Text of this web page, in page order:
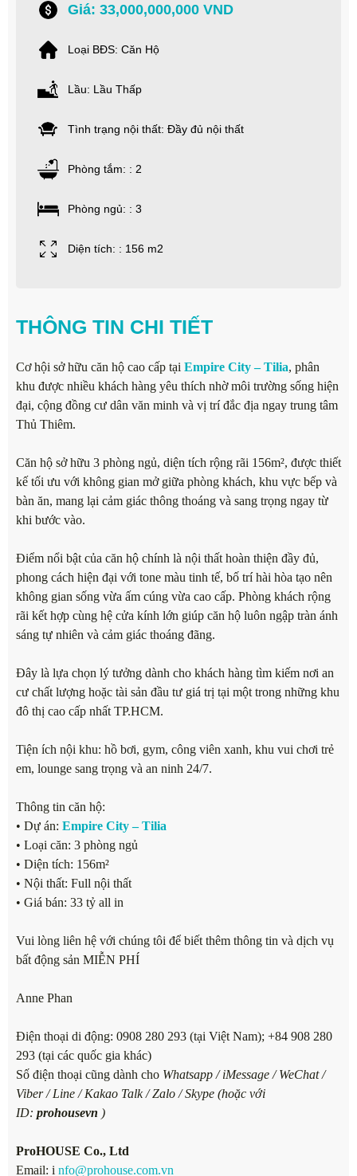
Giá: 33,000,000,000 VND
Loại BĐS: Căn Hộ
Lầu: Lầu Thấp
Tình trạng nội thất: Đầy đủ nội thất
Phòng tắm: : 2
Phòng ngủ: : 3
Diện tích: : 156 m2
THÔNG TIN CHI TIẾT
Cơ hội sở hữu căn hộ cao cấp tại Empire City – Tilia, phân
khu được nhiều khách hàng yêu thích nhờ môi trường sống hiện
đại, cộng đồng cư dân văn minh và vị trí đắc địa ngay trung tâm
Thủ Thiêm.
Căn hộ sở hữu 3 phòng ngủ, diện tích rộng rãi 156m², được thiết
kế tối ưu với không gian mở giữa phòng khách, khu vực bếp và
bàn ăn, mang lại cảm giác thông thoáng và sang trọng ngay từ
khi bước vào.
Điểm nổi bật của căn hộ chính là nội thất hoàn thiện đầy đủ,
phong cách hiện đại với tone màu tinh tế, bố trí hài hòa tạo nên
không gian sống vừa ấm cúng vừa cao cấp. Phòng khách rộng
rãi kết hợp cùng hệ cửa kính lớn giúp căn hộ luôn ngập tràn ánh
sáng tự nhiên và cảm giác thoáng đãng.
Đây là lựa chọn lý tưởng dành cho khách hàng tìm kiếm nơi an
cư chất lượng hoặc tài sản đầu tư giá trị tại một trong những khu
đô thị cao cấp nhất TP.HCM.
Tiện ích nội khu: hồ bơi, gym, công viên xanh, khu vui chơi trẻ
em, lounge sang trọng và an ninh 24/7.
Thông tin căn hộ:
• Dự án: Empire City – Tilia
• Loại căn: 3 phòng ngủ
• Diện tích: 156m²
• Nội thất: Full nội thất
• Giá bán: 33 tỷ all in
Vui lòng liên hệ với chúng tôi để biết thêm thông tin và dịch vụ
bất động sản MIỄN PHÍ
Anne Phan
Điện thoại di động: 0908 280 293 (tại Việt Nam); +84 908 280
293 (tại các quốc gia khác)
Số điện thoại cũng dành cho Whatsapp / iMessage / WeChat /
Viber / Line / Kakao Talk / Zalo / Skype (hoặc với
ID: prohousevn )
ProHOUSE Co., Ltd
Email: i nfo@prohouse.com.vn